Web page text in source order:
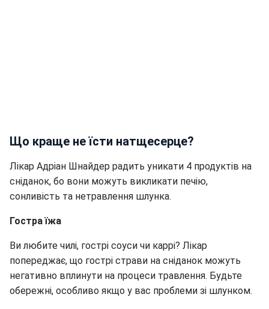
Що краще не їсти натщесерце?
Лікар Адріан Шнайдер радить уникати 4 продуктів на
сніданок, бо вони можуть викликати печію,
сонливість та нетравлення шлунка.
Гостра їжа
Ви любите чилі, гострі соуси чи каррі? Лікар
попереджає, що гострі страви на сніданок можуть
негативно вплинути на процеси травлення. Будьте
обережні, особливо якщо у вас проблеми зі шлунком.